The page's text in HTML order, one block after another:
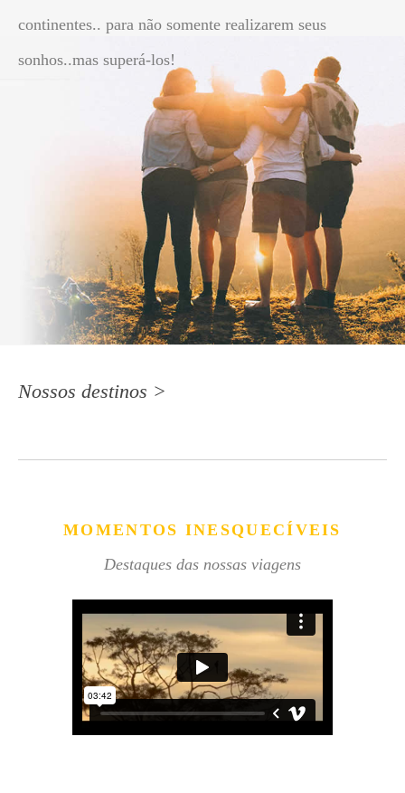
continentes.. para não somente realizarem seus
sonhos..mas superá-los!
Nossos destinos >
MOMENTOS INESQUECÍVEIS
Destaques das nossas viagens